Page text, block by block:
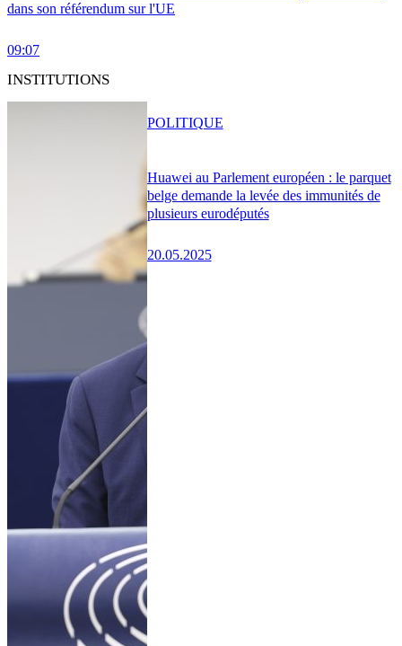
dans son référendum sur l'UE
09:07
INSTITUTIONS
Huawei au Parlement européen : le parquet
belge demande la levée des immunités de
plusieurs eurodéputés
20.05.2025
POLITIQUE